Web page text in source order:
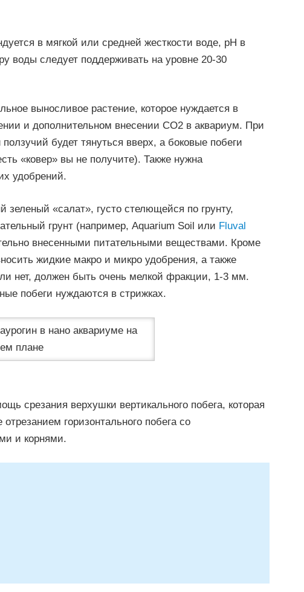
в мягкой или средней жесткости воде, pH в
воды следует поддерживать на уровне 20-30
выносливое растение, которое нуждается в
и дополнительном внесении СО2 в аквариум. При
будет тянуться вверх, а боковые побеги
«ковер» вы не получите). Также нужна
удобрений.
зеленый «салат», густо стелющейся по грунту,
грунт (например, Aquarium Soil или Fluval
внесенными питательными веществами. Кроме
жидкие макро и микро удобрения, а также
нет, должен быть очень мелкой фракции, 1-3 мм.
побеги нуждаются в стрижках.
срезания верхушки вертикального побега, которая
горизонтального побега со
и корнями.